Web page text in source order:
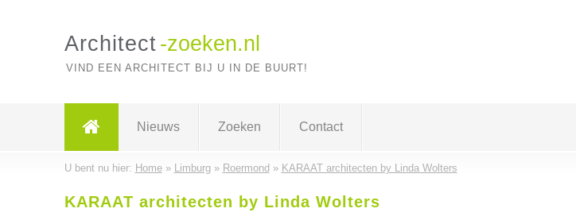
Architect -zoeken.nl
VIND EEN ARCHITECT BIJ U IN DE BUURT!
Nieuws Zoeken Contact
U bent nu hier: Home» Limburg» Roermond » KARAAT architecten by Linda Wolters
KARAAT architecten by Linda Wolters